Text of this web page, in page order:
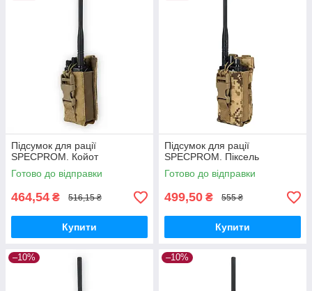
Підсумок для рації
SPECPROM. Койот
Готово до відправки
464,54 ₴ 516,15 ₴
Купити
Підсумок для рації
SPECPROM. Піксель
Готово до відправки
499,50 ₴ 555 ₴
Купити
–10% –10%